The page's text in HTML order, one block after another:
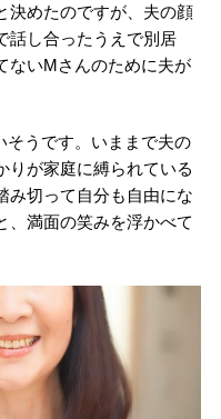
決めたのですが、夫の顔
話し合ったうえで別居
ないMさんのために夫が
そうです。いままで夫の
りが家庭に縛られている
み切って自分も自由にな
、満面の笑みを浮かべて